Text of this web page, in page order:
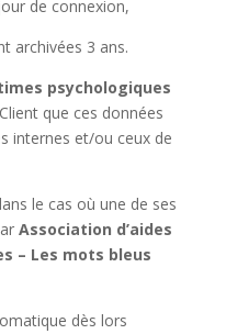
de connexion,
archivées 3 ans.
psychologiques
Client que ces données
internes et/ou ceux de
le cas où une de ses
Association d’aides
– Les mots bleus
dès lors